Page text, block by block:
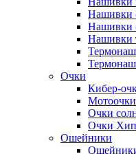
Нашивки
Нашивки
Нашивки
Очки
Кибер-
Мотоочки
Очки
Очки
Ошейники